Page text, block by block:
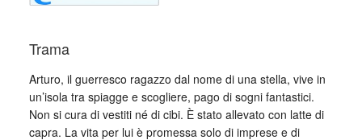
Trama
Arturo, il guerresco ragazzo dal nome di una stella, vive in
un’isola tra spiagge e scogliere, pago di sogni fantastici.
Non si cura di vestiti né di cibi. È stato allevato con latte di
capra. La vita per lui è promessa solo di imprese e di